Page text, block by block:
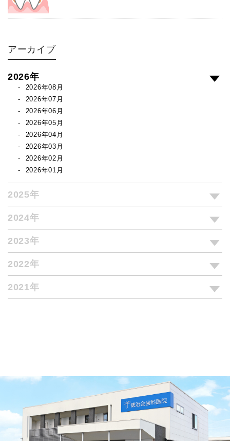
アーカイブ
2026年
2026年08月
2026年07月
2026年06月
2026年05月
2026年04月
2026年03月
2026年02月
2026年01月
2025年
2024年
2023年
2022年
2021年